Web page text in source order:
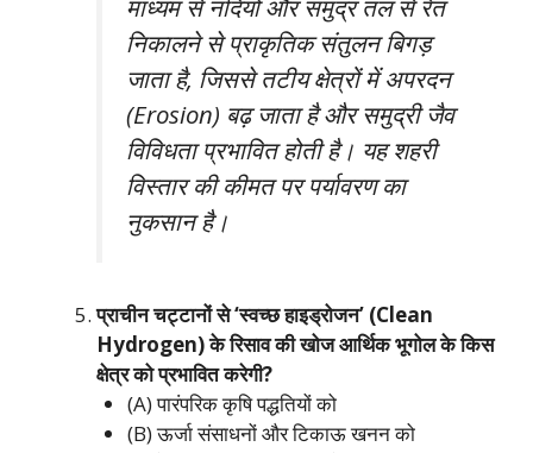
माध्यम से नदियों और समुद्र तल से रेत
निकालने से प्राकृतिक संतुलन बिगड़
जाता है, जिससे तटीय क्षेत्रों में अपरदन
(Erosion) बढ़ जाता है और समुद्री जैव
विविधता प्रभावित होती है। यह शहरी
विस्तार की कीमत पर पर्यावरण का
नुकसान है।
प्राचीन चट्टानों से ‘स्वच्छ हाइड्रोजन’ (Clean
Hydrogen) के रिसाव की खोज आर्थिक भूगोल के किस
क्षेत्र को प्रभावित करेगी?
(A) पारंपरिक कृषि पद्धतियों को
(B) ऊर्जा संसाधनों और टिकाऊ खनन को